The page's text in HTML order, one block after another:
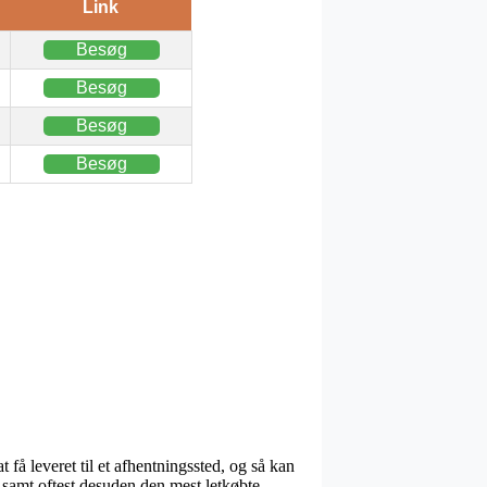
Link
Besøg
Besøg
Besøg
Besøg
leveret til et afhentningssted, og så kan